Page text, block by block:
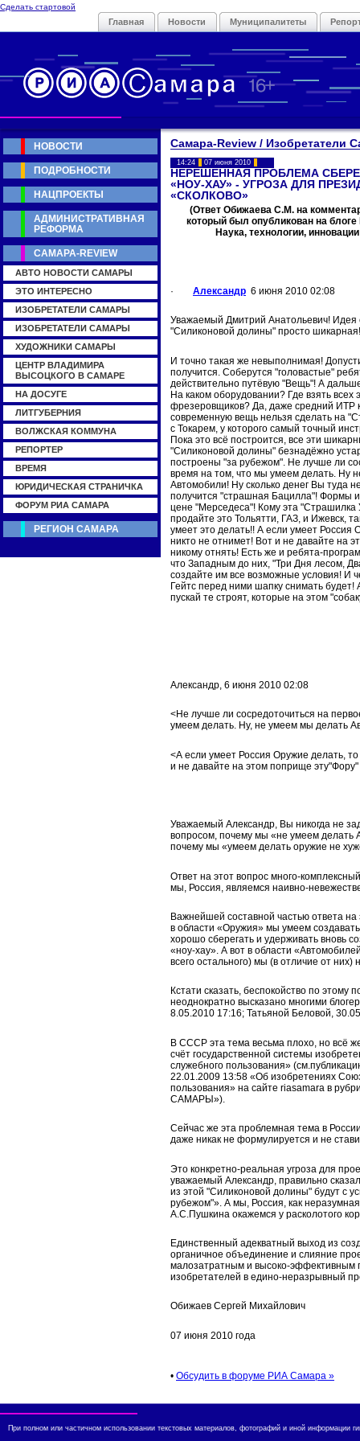
Сделать стартовой
Главная Новости Муниципалитеты
Самара-Review / Изобретатели
14:24 07 июня 2010
НЕРЕШЁННАЯ ПРОБЛЕМА
«НОУ-ХАУ» - УГРОЗА ДЛЯ
«СКОЛКОВО»
(Ответ Обижаева С.М. на
который был опубликован на
Наука, технологии,
· Александр 6 июня 2010 02:08
Уважаемый Дмитрий Анатольевич! Идея
"Силиконовой долины" просто шикарная!
И точно такая же невыполнимая!
получится. Соберутся "головастые"
действительно путёвую "Вещь"! А
На каком оборудовании? Где взять всех
фрезеровщиков? Да, даже средний ИТР
современную вещь нельзя сделать на
с Токарем, у которого самый точный
Пока это всё построится, все эти
"Силиконовой долины" безнадёжно
построены "за рубежом". Не лучше ли
время на том, что мы умеем делать. Ну
Автомобили! Ну сколько денег Вы туда
получится "страшная Бацилла"! Формы
цене "Мерседеса"! Кому эта "Страшилка
продайте это Тольятти, ГАЗ, и Ижевск,
умеет это делать!! А если умеет Россия
никто не отнимет! Вот и не давайте на
никому отнять! Есть же и ребята-
что Западным до них, "Три Дня лесом,
создайте им все возможные условия! И
Гейтс перед ними шапку снимать будет!
пускай те строят, которые на этом
Александр, 6 июня 2010 02:08
<Не лучше ли сосредоточиться на
умеем делать. Ну, не умеем мы делать
<А если умеет Россия Оружие делать,
и не давайте на этом поприще эту"Фору"
Уважаемый Александр, Вы никогда не
вопросом, почему мы «не умеем делать
почему мы «умеем делать оружие не
Ответ на этот вопрос много-
мы, Россия, являемся наивно-
Важнейшей составной частью ответа на
в области «Оружия» мы умеем
хорошо сберегать и удерживать вновь
«ноу-хау». А вот в области
всего остального) мы (в отличие от них)
Кстати сказать, беспокойство по этому
неоднократно высказано многими
8.05.2010 17:16; Татьяной Беловой,
В СССР эта тема весьма плохо, но всё
счёт государственной системы
служебного пользования»
22.01.2009 13:58 «Об изобретениях
пользования» на сайте riasamara в
САМАРЫ»).
Сейчас же эта проблемная тема в
даже никак не формулируется и не
Это конкретно-реальная угроза для
уважаемый Александр, правильно
из этой "Силиконовой долины" будут с
рубежом"». А мы, Россия, как неразумная
А.С.Пушкина окажемся у расколотого
Единственный адекватный выход из
органичное объединение и слияние
малозатратным и высоко-эффективным
изобретателей в едино-неразрывный
Обижаев Сергей Михайлович
07 июня 2010 года
• Обсудить в форуме РИА Самара »
НОВОСТИ
ПОДРОБНОСТИ
НАЦПРОЕКТЫ
АДМИНИСТРАТИВНАЯ
РЕФОРМА
САМАРА-REVIEW
АВТО НОВОСТИ САМАРЫ
ЭТО ИНТЕРЕСНО
ИЗОБРЕТАТЕЛИ САМАРЫ
ИЗОБРЕТАТЕЛИ САМАРЫ
ХУДОЖНИКИ САМАРЫ
ЦЕНТР ВЛАДИМИРА
ВЫСОЦКОГО В САМАРЕ
НА ДОСУГЕ
ЛИТГУБЕРНИЯ
ВОЛЖСКАЯ КОММУНА
РЕПОРТЕР
ВРЕМЯ
ЮРИДИЧЕСКАЯ СТРАНИЧКА
ФОРУМ РИА САМАРА
РЕГИОН САМАРА
При полном или частичном использовании текстовых материалов, фотографий и иной информации